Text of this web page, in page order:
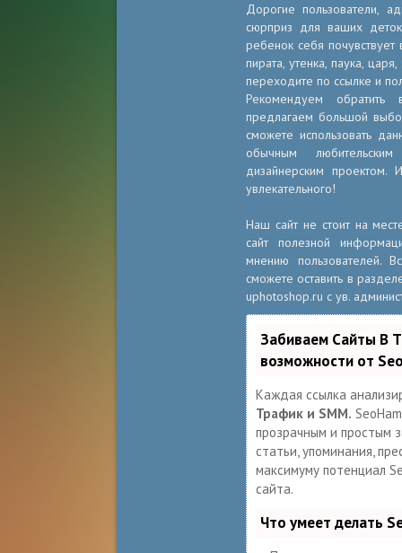
Дорогие пользователи,
сюрприз для ваших
ребенок себя почувствует
пирата, утенка, паука,
переходите по ссылке и
Рекомендуем
предлагаем большой
сможете использовать
обычным
дизайнерским
увлекательного!
Наш сайт не стоит на
сайт полезной
мнению пользователей.
сможете оставить в
uphotoshop.ru с ув.
Забиваем Сайты В
возможности от
Каждая ссылка
Трафик и SMM.
прозрачным и простым
статьи, упоминания,
максимуму потенциал
сайта.
Что умеет делать